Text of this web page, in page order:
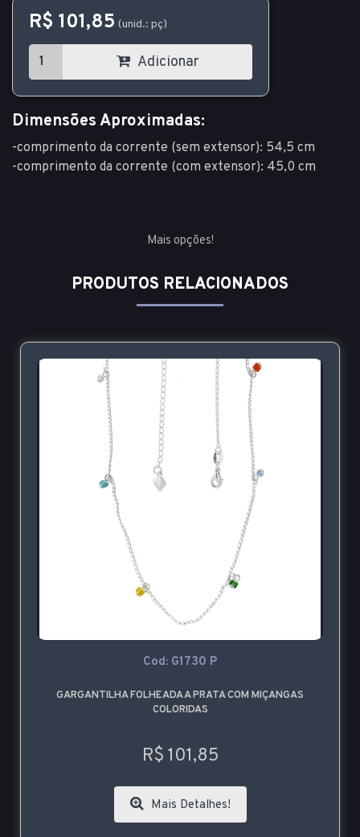
R$ 101,85 (unid.: pç)
Adicionar
Dimensões Aproximadas:
-comprimento da corrente (sem extensor): 54,5 cm
-comprimento da corrente (com extensor): 45,0 cm
Mais opções!
PRODUTOS RELACIONADOS
Cod: G1730 P
GARGANTILHA FOLHEADA A PRATA COM MIÇANGAS
COLORIDAS
R$ 101,85
Mais Detalhes!